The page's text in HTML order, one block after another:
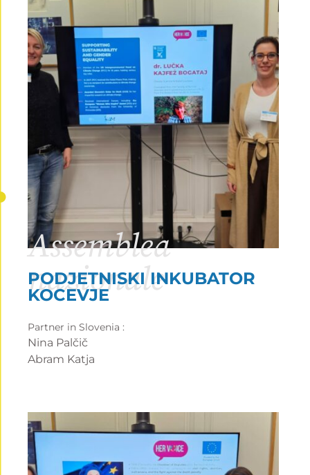
PODJETNISKI INKUBATOR
KOCEVJE
Assemblea
nazionale
Partner in Slovenia :
Nina Palčič
Abram Katja